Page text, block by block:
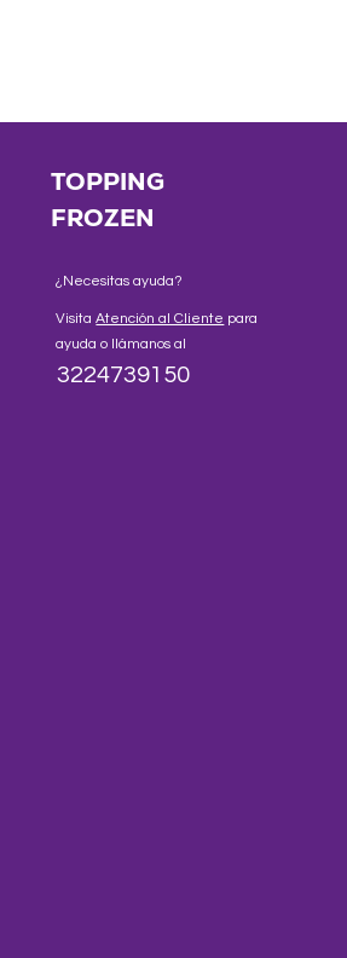
TOPPING
FROZEN
¿Necesitas ayuda?
VisitaAtención al Cliente para
ayuda o llámanos al
3224739150